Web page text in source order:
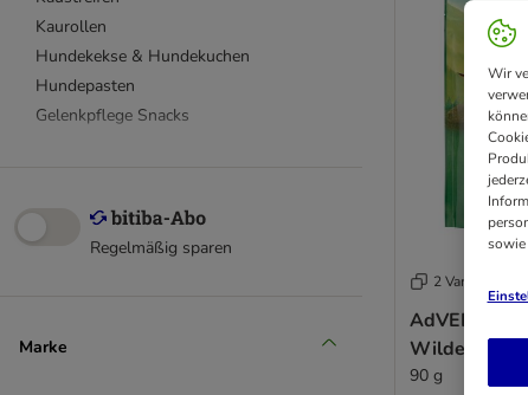
Kaurollen
Hundekekse & Hundekuchen
Hundepasten
Gelenkpflege Snacks
Vegetarische Leckerlis
vom Rind
vom Lamm
Regelmäßig sparen
Marke
2 Varianten
Wilder Hirsch
90 g
Wir
sowie